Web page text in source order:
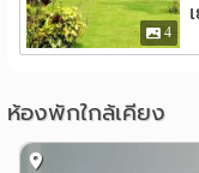
4
ห้องพักใกล้เคียง